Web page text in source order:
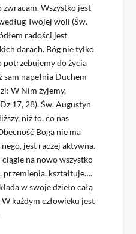
zwracam. Wszystko jest
Twojej woli (Św.
radości jest
darach. Bóg nie tylko
potrzebujemy do życia
napełnia Duchem
W Nim żyjemy,
17, 28). Św. Augustyn
niż to, co nas
Boga nie ma
jest raczej aktywna.
na nowo wszystko
kształtuje….
w swoje dzieło całą
każdym człowieku jest